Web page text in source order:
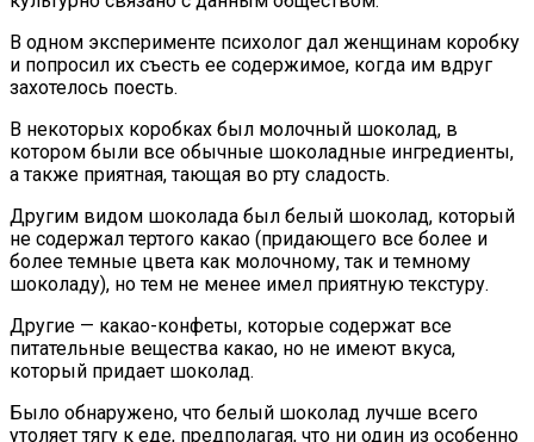
В одном эксперименте психолог дал женщинам коробку
и попросил их съесть ее содержимое, когда им вдруг
захотелось поесть.
В некоторых коробках был молочный шоколад, в
котором были все обычные шоколадные ингредиенты,
а также приятная, тающая во рту сладость.
Другим видом шоколада был белый шоколад, который
не содержал тертого какао (придающего все более и
более темные цвета как молочному, так и темному
шоколаду), но тем не менее имел приятную текстуру.
Другие — какао-конфеты, которые содержат все
питательные вещества какао, но не имеют вкуса,
который придает шоколад.
Было обнаружено, что белый шоколад лучше всего
утоляет тягу к еде, предполагая, что ни один из особенно